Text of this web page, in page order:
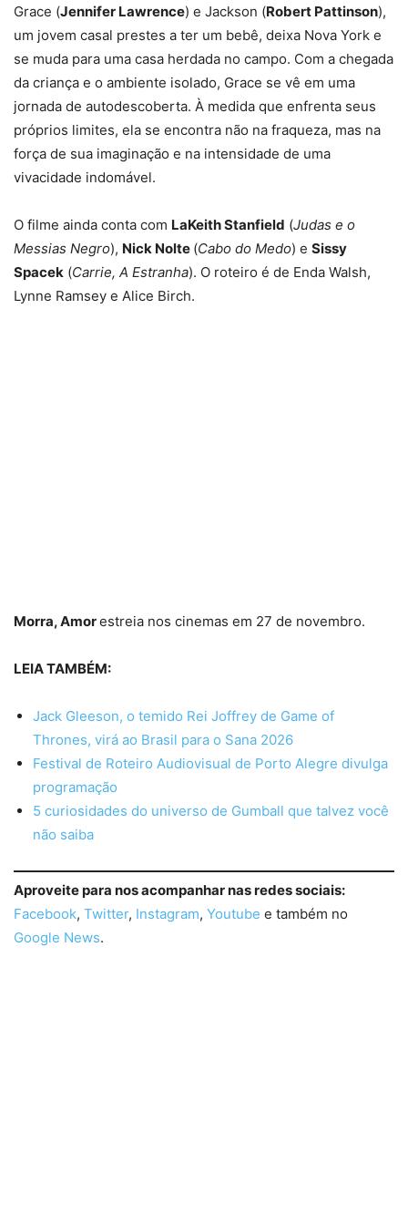
Grace (Jennifer Lawrence) e Jackson (Robert Pattinson),
um jovem casal prestes a ter um bebê, deixa Nova York e
se muda para uma casa herdada no campo. Com a chegada
da criança e o ambiente isolado, Grace se vê em uma
jornada de autodescoberta. À medida que enfrenta seus
próprios limites, ela se encontra não na fraqueza, mas na
força de sua imaginação e na intensidade de uma
vivacidade indomável.
O filme ainda conta com LaKeith Stanfield (Judas e o
Messias Negro), Nick Nolte (Cabo do Medo) e Sissy
Spacek (Carrie, A Estranha). O roteiro é de Enda Walsh,
Lynne Ramsey e Alice Birch.
Morra, Amorestreia nos cinemas em 27 de novembro.
LEIA TAMBÉM:
Jack Gleeson, o temido Rei Joffrey de Game of
Thrones, virá ao Brasil para o Sana 2026
Festival de Roteiro Audiovisual de Porto Alegre divulga
programação
5 curiosidades do universo de Gumball que talvez você
não saiba
Aproveite para nos acompanhar nas redes sociais:
Facebook, Twitter, Instagram, Youtube e também no
Google News.